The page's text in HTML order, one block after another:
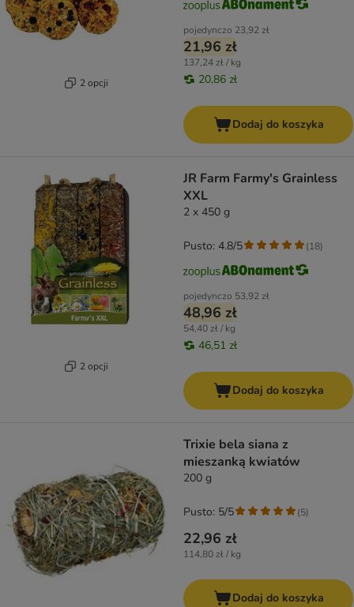
2 opcji
pojedynczo 23,92 zł
21,96 zł
137,24 zł / kg
20,86 zł
Dodaj do koszyka
2 opcji
JR Farm Farmy's Grainless
XXL
2 x 450 g
pojedynczo 53,92 zł
48,96 zł
54,40 zł / kg
46,51 zł
Pusto: 4.8/5 (18)
Dodaj do koszyka
Trixie bela siana z
mieszanką kwiatów
200 g
22,96 zł
114,80 zł / kg
Pusto: 5/5 (5)
Dodaj do koszyka